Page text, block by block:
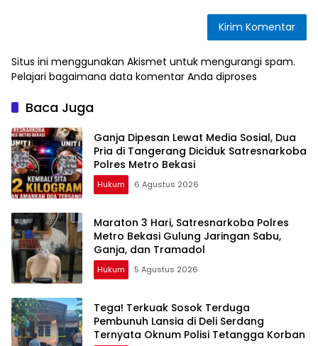
Situs ini menggunakan Akismet untuk mengurangi spam.
Pelajari bagaimana data komentar Anda diproses
Baca Juga
Ganja Dipesan Lewat Media Sosial, Dua
Pria di Tangerang Diciduk Satresnarkoba
Polres Metro Bekasi
Hukum 6 Agustus 2026
Maraton 3 Hari, Satresnarkoba Polres
Metro Bekasi Gulung Jaringan Sabu,
Ganja, dan Tramadol
Hukum 5 Agustus 2026
Tega! Terkuak Sosok Terduga
Pembunuh Lansia di Deli Serdang
Ternyata Oknum Polisi Tetangga Korban